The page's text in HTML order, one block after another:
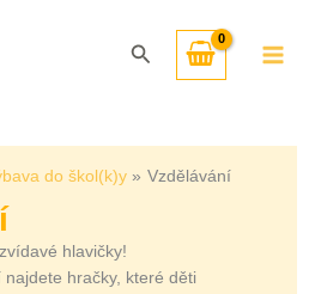
Hledat
do škol(k)y Vzdělávání
hlavičky!
hračky, které děti
nejnovějších